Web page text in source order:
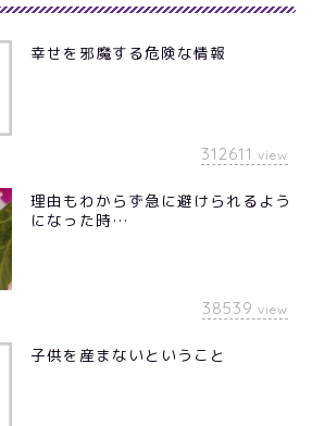
幸せを邪魔する危険な情報
312611 view
理由もわからず急に避けられるよう
になった時…
38539 view
子供を産まないということ